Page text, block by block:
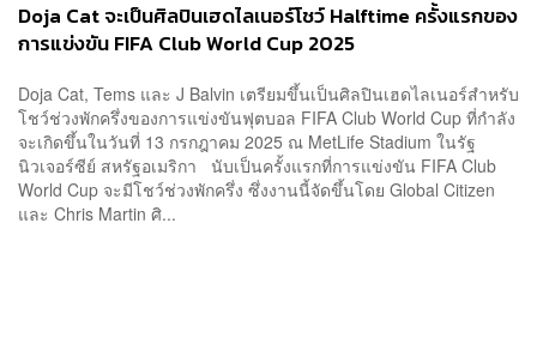
Doja Cat จะเป็นศิลปินเฮดไลเนอร์โชว์ Halftime ครั้งแรกของ
การแข่งขัน FIFA Club World Cup 2025
Doja Cat, Tems และ J Balvin เตรียมขึ้นเป็นศิลปินเฮดไลเนอร์สำหรับ
โชว์ช่วงพักครึ่งของการแข่งขันฟุตบอล FIFA Club World Cup ที่กำลัง
จะเกิดขึ้นในวันที่ 13 กรกฎาคม 2025 ณ MetLife Stadium ในรัฐ
นิวเจอร์ซีย์ สหรัฐอเมริกา นับเป็นครั้งแรกที่การแข่งขัน FIFA Club
World Cup จะมีโชว์ช่วงพักครึ่ง ซึ่งงานนี้จัดขึ้นโดย Global Citizen
และ Chris Martin ศิ...